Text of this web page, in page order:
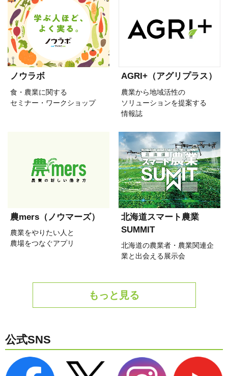
ノウラボ
食・農業に関する
セミナー・ワークショップ
AGRI+（アグリプラス）
農業から地域活性の
ソリューションを提案する
情報誌
農mers（ノウマーズ）
農業をやりたい人と
農場をつなぐアプリ
北海道スマート農業
SUMMIT
北海道の農業者・農業関連企
業と出会える展示会
もっと見る
公式SNS